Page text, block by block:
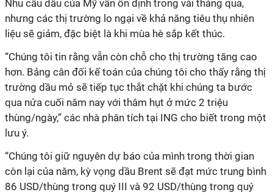
Nhu cầu dầu của Mỹ vẫn ổn định trong vài tháng qua,
nhưng các thị trường lo ngại về khả năng tiêu thụ nhiên
liệu sẽ giảm, đặc biệt là khi mùa hè sắp kết thúc.
“Chúng tôi tin rằng vẫn còn chỗ cho thị trường tăng cao
hơn. Bảng cân đối kế toán của chúng tôi cho thấy rằng thị
trường dầu mỏ sẽ tiếp tục thắt chặt khi chúng ta bước
qua nửa cuối năm nay với thâm hụt ở mức 2 triệu
thùng/ngày,” các nhà phân tích tại ING cho biết trong một
lưu ý.
“Chúng tôi giữ nguyên dự báo của mình trong thời gian
còn lại của năm, kỳ vọng dầu Brent sẽ đạt mức trung bình
86 USD/thùng trong quý III và 92 USD/thùng trong quý